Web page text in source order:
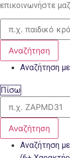
επικοινωνήστε
Αναζήτηση
Αναζήτηση
Πίσω
Αναζήτηση
Αναζήτηση